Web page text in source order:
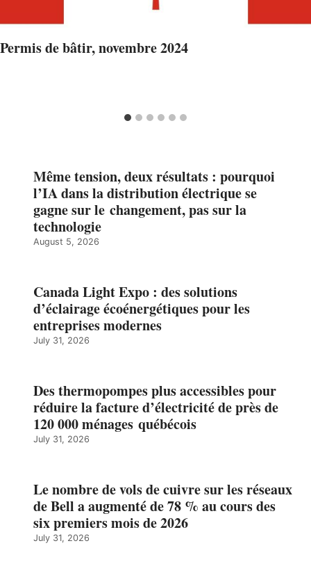
Permis de bâtir, novembre 2024
Même tension, deux résultats : pourquoi
l’IA dans la distribution électrique se
gagne sur le changement, pas sur la
technologie
August 5, 2026
Canada Light Expo : des solutions
d’éclairage écoénergétiques pour les
entreprises modernes
July 31, 2026
Des thermopompes plus accessibles pour
réduire la facture d’électricité de près de
120 000 ménages québécois
July 31, 2026
Le nombre de vols de cuivre sur les réseaux
de Bell a augmenté de 78 % au cours des
six premiers mois de 2026
July 31, 2026